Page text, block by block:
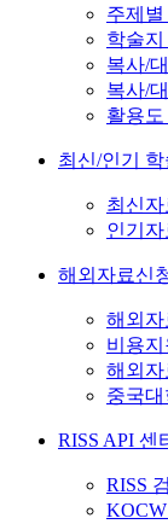
주제
학술
복사/
복사/
활용도
최신/인기 학
최신자
인기자
해외자료신
해외자
비용
해외자
중국
RISS API 센
RISS